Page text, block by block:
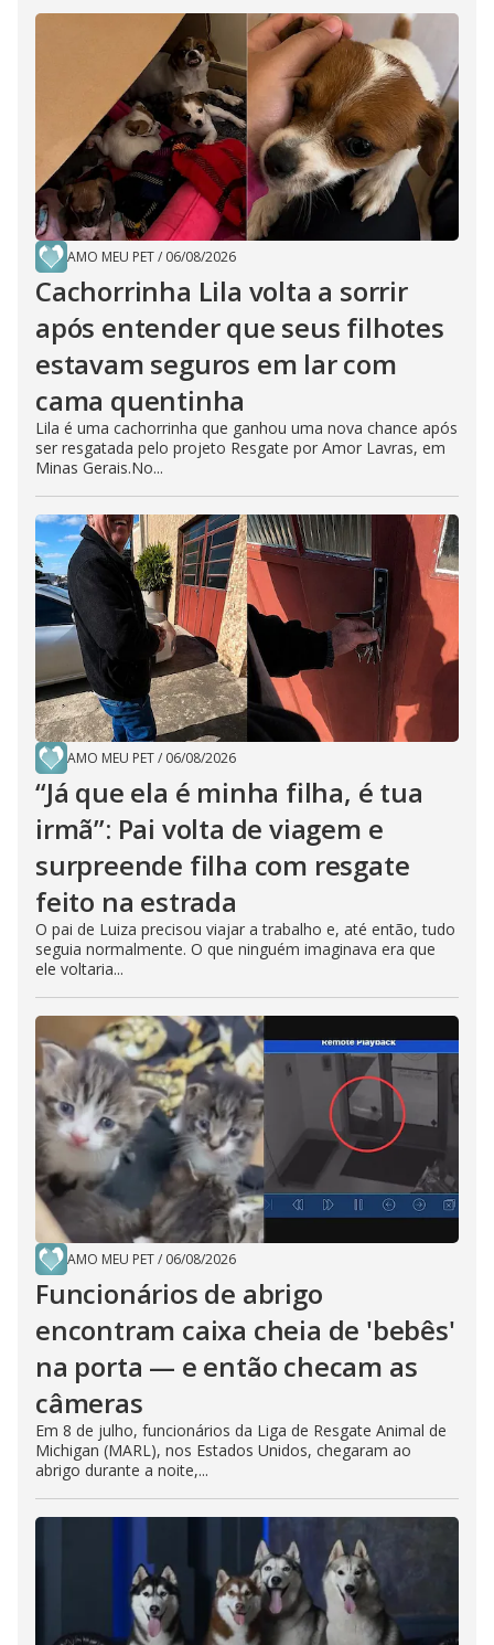
AMO MEU PET/ 06/08/2026
Cachorrinha Lila volta a sorrir
após entender que seus filhotes
estavam seguros em lar com
cama quentinha
Lila é uma cachorrinha que ganhou uma nova chance após
ser resgatada pelo projeto Resgate por Amor Lavras, em
Minas Gerais.No...
AMO MEU PET/ 06/08/2026
“Já que ela é minha filha, é tua
irmã”: Pai volta de viagem e
surpreende filha com resgate
feito na estrada
O pai de Luiza precisou viajar a trabalho e, até então, tudo
seguia normalmente. O que ninguém imaginava era que
ele voltaria...
AMO MEU PET/ 06/08/2026
Funcionários de abrigo
encontram caixa cheia de 'bebês'
na porta — e então checam as
câmeras
Em 8 de julho, funcionários da Liga de Resgate Animal de
Michigan (MARL), nos Estados Unidos, chegaram ao
abrigo durante a noite,...